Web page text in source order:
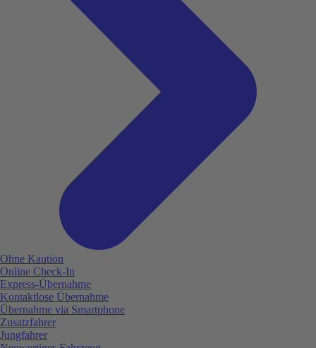
Ohne Kaution
Online Check-In
Express-Übernahme
Kontaktlose Übernahme
Übernahme via Smartphone
Zusatzfahrer
Jungfahrer